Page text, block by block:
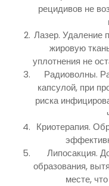
рецидивов не
Лазер. Удаление
жировую
уплотнения не
Радиоволны.
капсулой, при
риска
Криотерапия.
Липосакция.
образования,
месте,